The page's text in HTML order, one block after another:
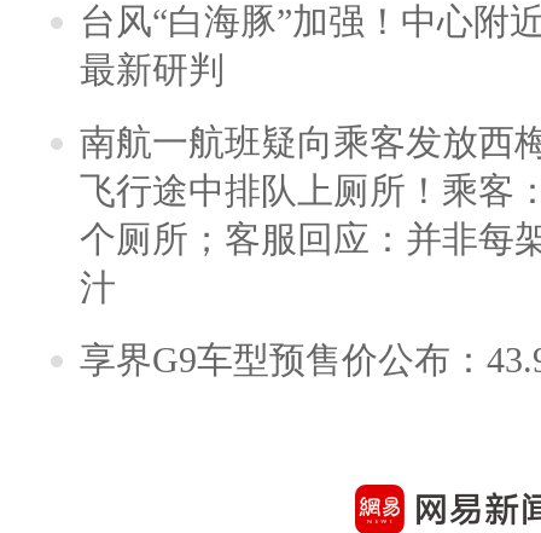
台风“白海豚”加强！中心附
最新研判
南航一航班疑向乘客发放西
飞行途中排队上厕所！乘客
个厕所；客服回应：并非每
汁
享界G9车型预售价公布：